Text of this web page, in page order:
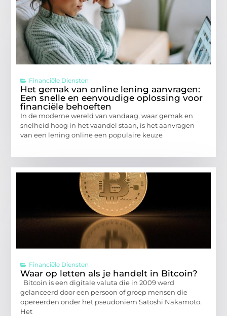
Financiële Diensten
Het gemak van online lening aanvragen:
Een snelle en eenvoudige oplossing voor
financiële behoeften
In de moderne wereld van vandaag, waar gemak en
snelheid hoog in het vaandel staan, is het aanvragen
van een lening online een populaire keuze
Financiële Diensten
Waar op letten als je handelt in Bitcoin?
Bitcoin is een digitale valuta die in 2009 werd
gelanceerd door een persoon of groep mensen die
opereerden onder het pseudoniem Satoshi Nakamoto.
Het